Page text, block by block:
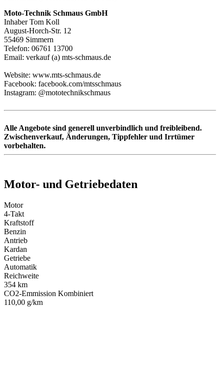
Moto-Technik Schmaus GmbH
Inhaber Tom Koll
August-Horch-Str. 12
55469 Simmern
Telefon: 06761 13700
Email: verkauf (a) mts-schmaus.de
Website: www.mts-schmaus.de
Facebook: facebook.com/mtsschmaus
Instagram: @mototechnikschmaus
Alle Angebote sind generell unverbindlich und freibleibend.
Zwischenverkauf, Änderungen, Tippfehler und Irrtümer
vorbehalten.
Motor- und Getriebedaten
Motor
4-Takt
Kraftstoff
Benzin
Antrieb
Kardan
Getriebe
Automatik
Reichweite
354 km
CO2-Emmission Kombiniert
110,00 g/km